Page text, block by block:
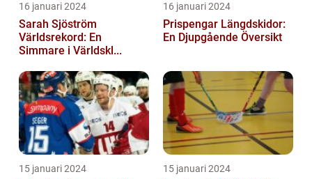
16 januari 2024
Sarah Sjöström
Världsrekord: En
Simmare i Världskl...
16 januari 2024
Prispengar Längdskidor:
En Djupgående Översikt
15 januari 2024 15 januari 2024